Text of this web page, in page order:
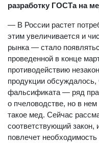
разработку ГОСТа на
— В России растет
этим увеличивается и
рынка — стало
проведенной в конце
противодействию
продукции обсуждалось,
фальсификата — ряд
о пчеловодстве, но в нем
такое мед. Сейчас
соответствующий закон,
повлечет